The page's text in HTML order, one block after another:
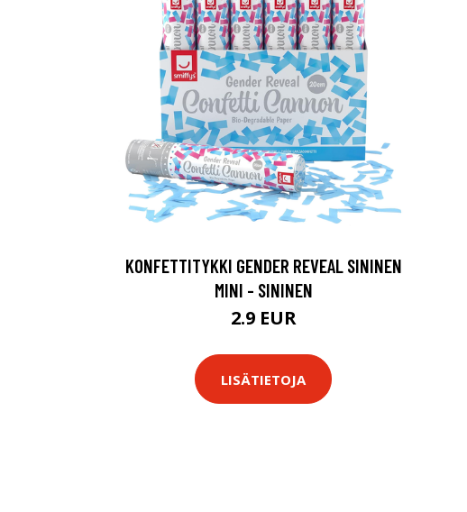
KONFETTITYKKI GENDER REVEAL SININEN
MINI - SININEN
2.9 EUR
LISÄTIETOJA